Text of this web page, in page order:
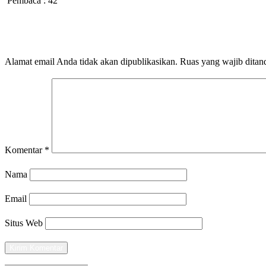
Alamat email Anda tidak akan dipublikasikan. Ruas yang wajib
Komentar *
Nama
Email
Situs Web